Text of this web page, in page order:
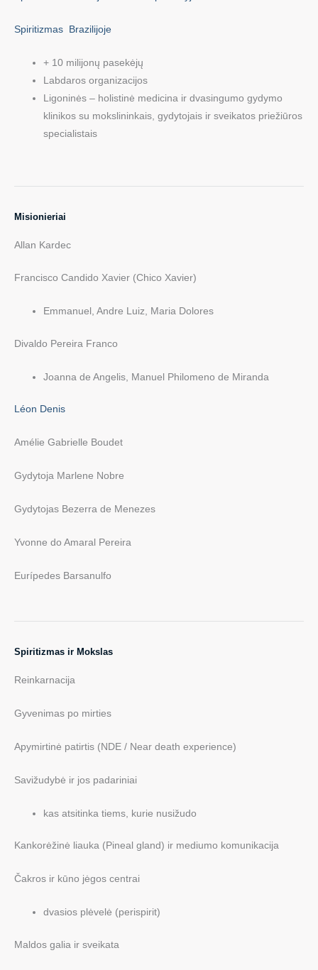
Spiritizmas Brazilijoje
+ 10 milijonų pasekėjų
Labdaros organizacijos
Ligoninės – holistinė medicina ir dvasingumo gydymo
klinikos su mokslininkais, gydytojais ir sveikatos priežiūros
specialistais
Misionieriai
Allan Kardec
Francisco Candido Xavier (Chico Xavier)
Emmanuel, Andre Luiz, Maria Dolores
Divaldo Pereira Franco
Joanna de Angelis, Manuel Philomeno de Miranda
Léon Denis
Amélie Gabrielle Boudet
Gydytoja Marlene Nobre
Gydytojas Bezerra de Menezes
Yvonne do Amaral Pereira
Eurípedes Barsanulfo
Spiritizmas ir Mokslas
Reinkarnacija
Gyvenimas po mirties
Apymirtinė patirtis (NDE / Near death experience)
Savižudybė ir jos padariniai
kas atsitinka tiems, kurie nusižudo
Kankorėžinė liauka (Pineal gland) ir mediumo komunikacija
Čakros ir kūno jėgos centrai
dvasios plėvelė (perispirit)
Maldos galia ir sveikata